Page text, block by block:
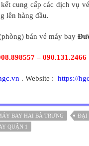
cung cấp các dịch vụ
lên hàng đầu.
bán vé máy bay
– 090.131.2466
. Website : https://
BAY HAI BÀ TRƯNG ĐẠI
QUẬN 1